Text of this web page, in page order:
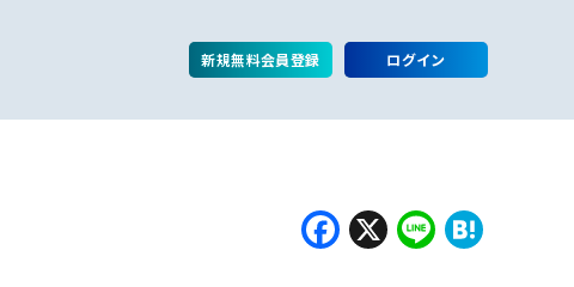
新規無料会員登録 ログイン
Facebook
X Line